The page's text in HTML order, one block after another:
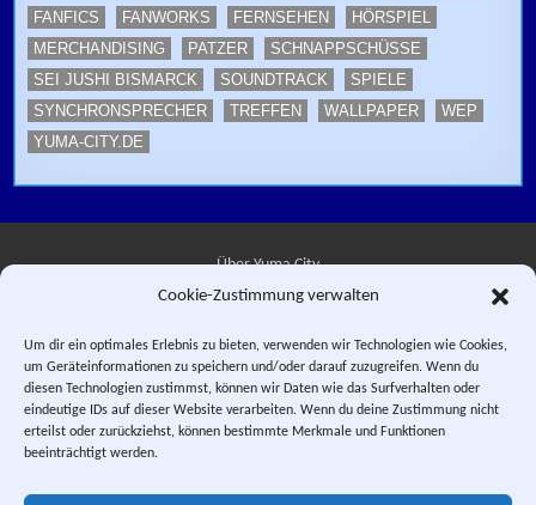
Cookie-Zustimmung verwalten
Um dir ein optimales Erlebnis zu bieten, verwenden wir Technologien wie Cookies,
um Geräteinformationen zu speichern und/oder darauf zuzugreifen. Wenn du
diesen Technologien zustimmst, können wir Daten wie das Surfverhalten oder
eindeutige IDs auf dieser Website verarbeiten. Wenn du deine Zustimmung nicht
erteilst oder zurückziehst, können bestimmte Merkmale und Funktionen
beeinträchtigt werden.
FANFICS
FANWORKS FERNSEHEN
HÖRSPIEL
MERCHANDISING
PATZER
SCHNAPPSCHÜSSE
SEI JUSHI BISMARCK
SOUNDTRACK
SPIELE
SYNCHRONSPRECHER
TREFFEN WALLPAPER
WEP
YUMA-CITY.DE
Über Yuma City
Datenschutzerklärung
Impressum
Instagram
E-Mail
RSS-Feed